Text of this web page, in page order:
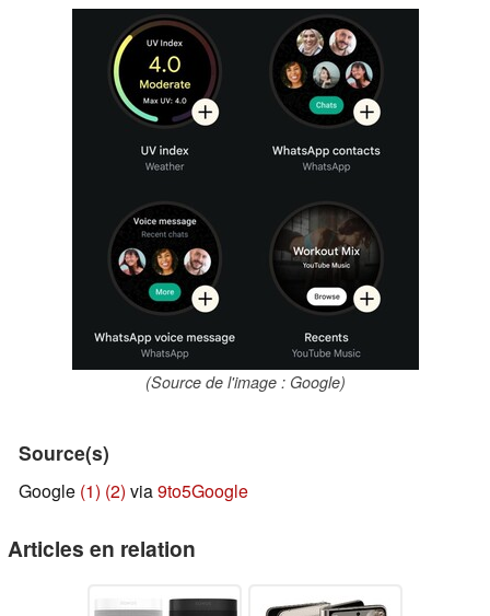
(Source de l'image : Google)
Source(s)
Google (1) (2) via9to5Google
Articles en relation